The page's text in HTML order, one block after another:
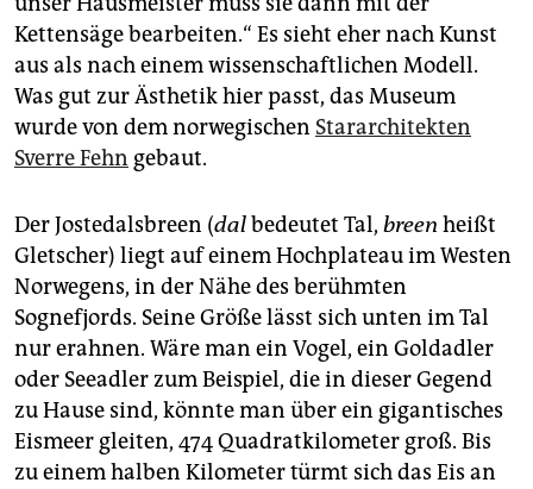
Kettensäge bearbeiten.“ Es sieht eher nach Kunst
aus als nach einem wissenschaftlichen Modell.
Was gut zur Ästhetik hier passt, das Museum
wurde von dem norwegischen Stararchitekten
Sverre Fehn gebaut.
Der Jostedalsbreen (dalbedeutet Tal, breen heißt
Gletscher) liegt auf einem Hochplateau im Westen
Norwegens, in der Nähe des berühmten
Sognefjords. Seine Größe lässt sich unten im Tal
nur erahnen. Wäre man ein Vogel, ein Goldadler
oder Seeadler zum Beispiel, die in dieser Gegend
zu Hause sind, könnte man über ein gigantisches
Eismeer gleiten, 474 Quadratkilometer groß. Bis
zu einem halben Kilometer türmt sich das Eis an